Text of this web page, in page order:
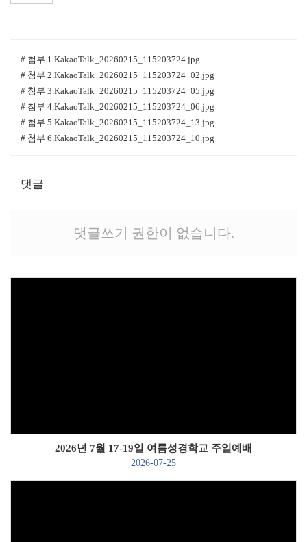
# 첨부 1.KakaoTalk_20260215_115203724.jpg
# 첨부 2.KakaoTalk_20260215_115203724_02.jpg
# 첨부 3.KakaoTalk_20260215_115203724_05.jpg
# 첨부 4.KakaoTalk_20260215_115203724_06.jpg
# 첨부 5.KakaoTalk_20260215_115203724_13.jpg
# 첨부 6.KakaoTalk_20260215_115203724_10.jpg
댓글
댓글쓰기 권한이 없습니다.
2026년 7월 17-19일 여름성경학교 주일예배
2026-07-25